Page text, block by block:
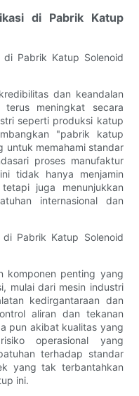
di Pabrik Katup
Pabrik Katup Solenoid
dan keandalan
meningkat secara
seperti produksi katup
"pabrik katup
untuk memahami standar
proses manufaktur
tidak hanya menjamin
juga menunjukkan
internasional dan
Pabrik Katup Solenoid
komponen penting yang
mulai dari mesin industri
kedirgantaraan dan
aliran dan tekanan
pun akibat kualitas yang
operasional yang
terhadap standar
yang tak terbantahkan
ini.